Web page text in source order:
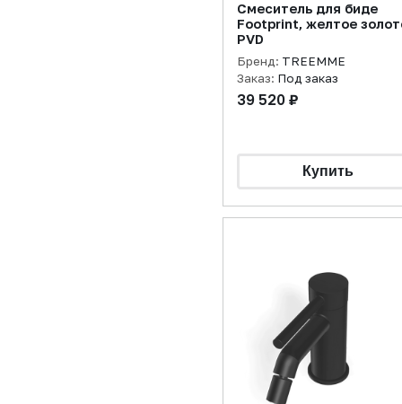
Смеситель для биде
Footprint, желтое
PVD
Бренд: TREEMME
Заказ: Под заказ
39 520 ₽